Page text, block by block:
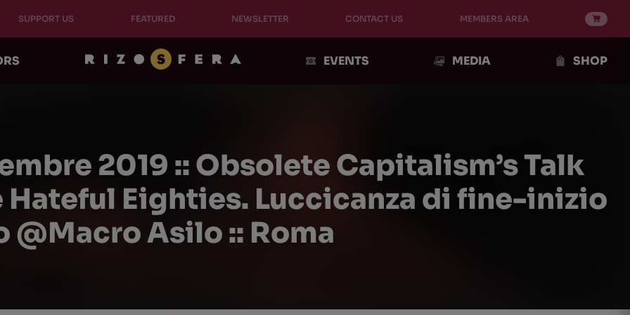
SUPPORT US FEATURED NEWSLETTER CONTACT US MEMBERS AREA
EVENTS MEDIA SHOP
2019 :: Obsolete Capitalism’s Talk
Hateful Eighties. Luccicanza di fine-inizio
@Macro Asilo :: Roma